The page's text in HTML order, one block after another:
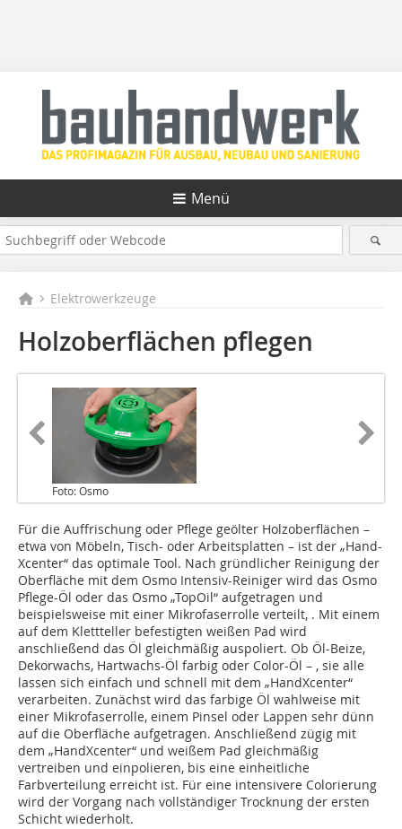
Menü
Elektrowerkzeuge
Holzoberflächen pflegen
Foto: Osmo
Für die Auffrischung oder Pflege geölter Holzoberflächen –
etwa von Möbeln, Tisch- oder Arbeitsplatten – ist der „Hand-
Xcenter“ das optimale Tool. Nach gründlicher Reinigung der
Oberfläche mit dem Osmo Intensiv-Reiniger wird das Osmo
Pflege-Öl oder das Osmo „TopOil“ aufgetragen und
beispielsweise mit einer Mikrofaserrolle verteilt, . Mit einem
auf dem Klettteller befestigten weißen Pad wird
anschließend das Öl gleichmäßig auspoliert. Ob Öl-Beize,
Dekorwachs, Hartwachs-Öl farbig oder Color-Öl – , sie alle
lassen sich einfach und schnell mit dem „HandXcenter“
verarbeiten. Zunächst wird das farbige Öl wahlweise mit
einer Mikrofaserrolle, einem Pinsel oder Lappen sehr dünn
auf die Oberfläche aufgetragen. Anschließend zügig mit
dem „HandXcenter“ und weißem Pad gleichmäßig
vertreiben und einpolieren, bis eine einheitliche
Farbverteilung erreicht ist. Für eine intensivere Colorierung
wird der Vorgang nach vollständiger Trocknung der ersten
Schicht wiederholt.